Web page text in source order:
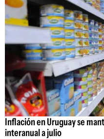
Inflación en Uruguay se
interanual a julio